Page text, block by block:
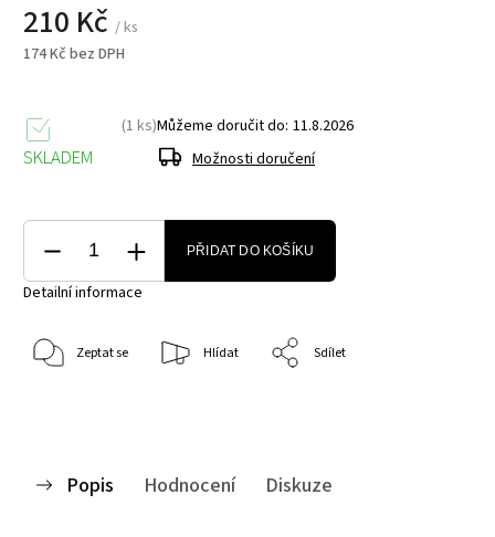
210 Kč / ks
174 Kč bez DPH
SKLADEM
(1 ks)Můžeme doručit do: 11.8.2026
Možnosti doručení
PŘIDAT DO KOŠÍKU
Detailní informace
Zeptat se Hlídat Sdílet
Popis Hodnocení Diskuze